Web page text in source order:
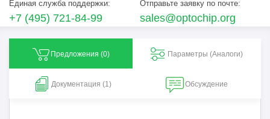
Единая служба поддержки:
+7 (495) 721-84-99
Отправьте заявку по почте:
sales@optochip.org
Предложения (0) Параметры (Aналоги)
Документация (1) Обсуждение